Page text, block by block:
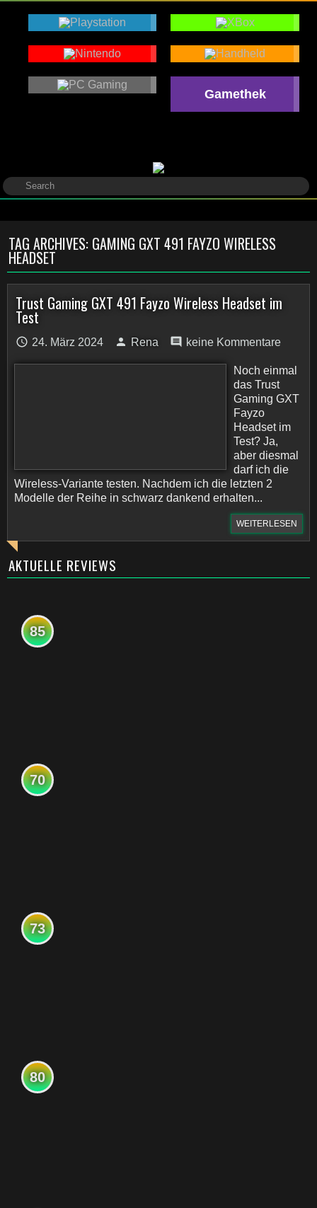
Gamethek
TAG ARCHIVES: GAMING GXT 491 FAYZO WIRELESS
HEADSET
Trust Gaming GXT 491 Fayzo Wireless Headset im
Test
24. März 2024 Rena keine Kommentare
Noch einmal
das Trust
Gaming GXT
Fayzo
Headset im
Test? Ja,
aber diesmal
darf ich die
Wireless-Variante testen. Nachdem ich die letzten 2
Modelle der Reihe in schwarz dankend erhalten...
WEITERLESEN
AKTUELLE REVIEWS
85
70
73
80